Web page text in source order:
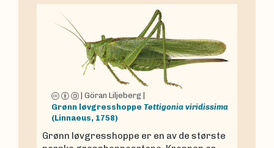
Göran Liljeberg
Grønn løvgresshoppe Tettigonia viridissima
(Linnaeus, 1758)
Grønn løvgresshoppe er en av de største